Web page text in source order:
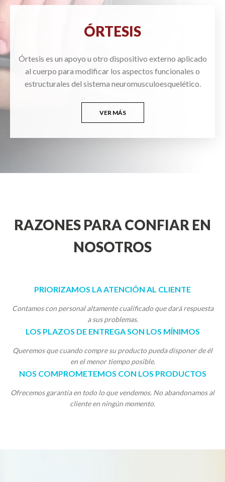
ÓRTESIS
Órtesis es un apoyo u otro dispositivo externo aplicado
al cuerpo para modificar los aspectos funcionales o
estructurales del sistema neuromusculoesquelético.
VER MÁS
RAZONES PARA CONFIAR EN
NOSOTROS
PRIORIZAMOS LA ATENCIÓN AL CLIENTE
Contamos con personal altamente cualificado que dará respuesta
a sus problemas.
LOS PLAZOS DE ENTREGA SON LOS MÍNIMOS
Queremos que cuando compre su producto pueda disponer de él
en el menor tiempo posible.
NOS COMPROMETEMOS CON LOS PRODUCTOS
Ofrecemos garantía en todo lo que vendemos. No abandonamos al
cliente en ningún momento.